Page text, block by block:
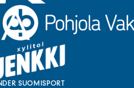
SUOMISPORT